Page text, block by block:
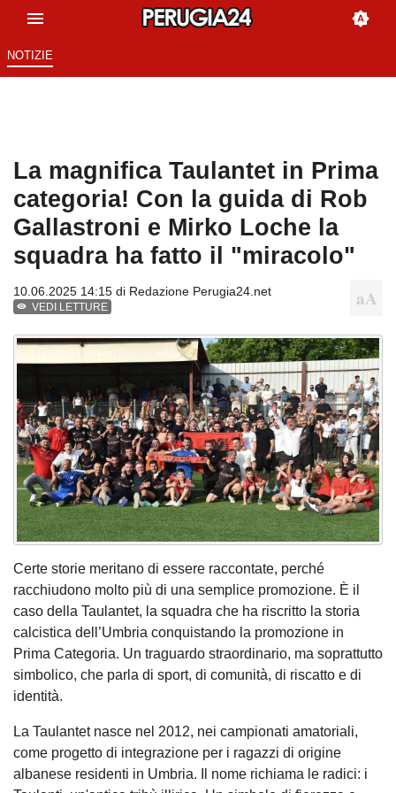
NOTIZIE
La magnifica Taulantet in Prima
categoria! Con la guida di Rob
Gallastroni e Mirko Loche la
squadra ha fatto il "miracolo"
10.06.2025 14:15 di Redazione Perugia24.net
VEDI LETTURE
Certe storie meritano di essere raccontate, perché
racchiudono molto più di una semplice promozione. È il
caso della Taulantet, la squadra che ha riscritto la storia
calcistica dell’Umbria conquistando la promozione in
Prima Categoria. Un traguardo straordinario, ma soprattutto
simbolico, che parla di sport, di comunità, di riscatto e di
identità.
La Taulantet nasce nel 2012, nei campionati amatoriali,
come progetto di integrazione per i ragazzi di origine
albanese residenti in Umbria. Il nome richiama le radici: i